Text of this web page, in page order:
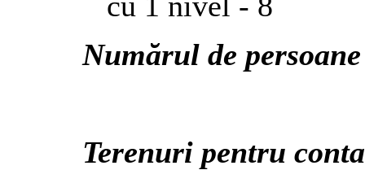
Numărul de
Terenuri pentru